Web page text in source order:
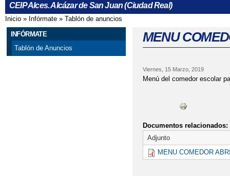
FACEBOOK-
CEIP Alces. Alcázar de San Juan (Ciudad Real)
Se encuentra usted aquí
Inicio » Infórmate » Tablón de anuncios
INFÓRMATE
Tablón de Anuncios
MENU
Viernes, 15 Marzo, 2019
Menú del comedor escolar
Documentos relacionados:
Adjunto
MENU COMEDOR